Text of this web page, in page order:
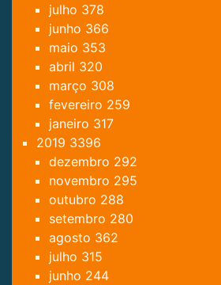
julho 378
junho 366
maio 353
abril 320
março 308
fevereiro 259
janeiro 317
2019 3396
dezembro 292
novembro 295
outubro 288
setembro 280
agosto 362
julho 315
junho 244